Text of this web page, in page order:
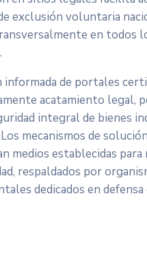
exclusión voluntaria
en todos
informada de portales
acatamiento legal,
integral de bienes
mecanismos de
medios establecidas para
respaldados por
dedicados en